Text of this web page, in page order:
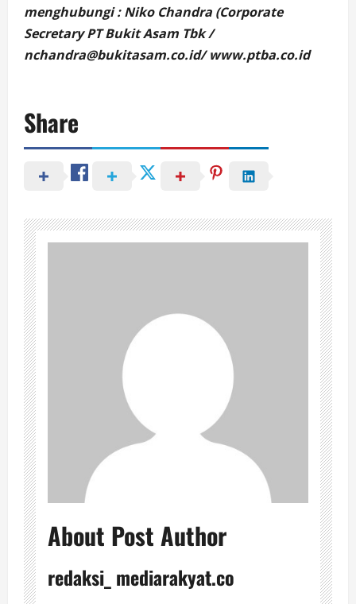
menghubungi : Niko Chandra (Corporate
Secretary PT Bukit Asam Tbk /
nchandra@bukitasam.co.id/ www.ptba.co.id
Share
About Post Author
redaksi_ mediarakyat.co